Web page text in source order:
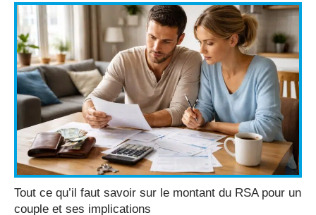
Tout ce qu’il faut savoir sur le montant du RSA pour un
couple et ses implications